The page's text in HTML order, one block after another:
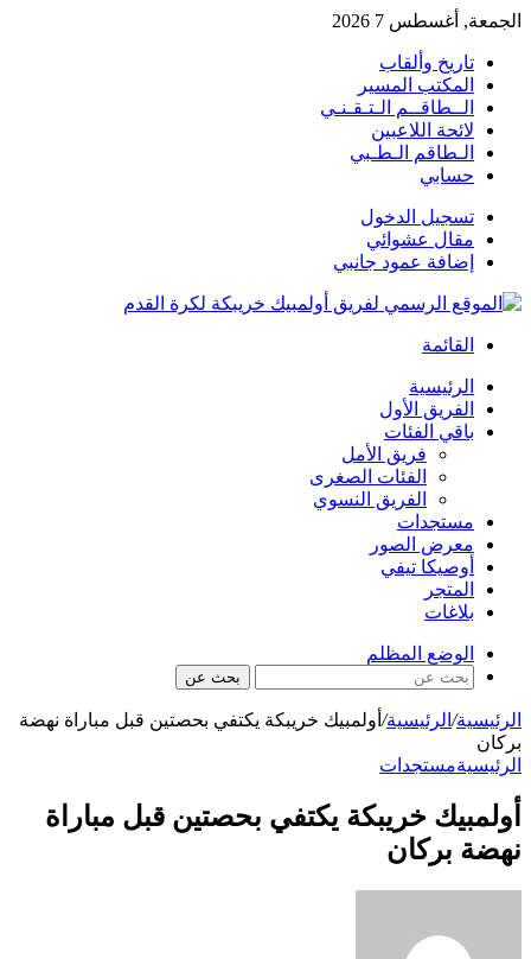
الجمعة, أغسطس 7 2026
تاريخ وألقاب
المكتب المسير
الــطاقــم الـتـقـنـي
لائحة اللاعبين
الـطاقم الـطـبي
حسابي
تسجيل الدخول
مقال عشوائي
إضافة عمود جانبي
القائمة
الرئيسية
الفريق الأول
باقي الفئات
فريق الأمل
الفئات الصغرى
الفريق النسوي
مستجدات
معرض الصور
أوصيكا تيفي
المتجر
بلاغات
الوضع المظلم
بحث عن
الرئيسية/ الرئيسية/ أولمبيك خريبكة يكتفي بحصتين قبل مباراة نهضة
بركان
الرئيسيةمستجدات
أولمبيك خريبكة يكتفي بحصتين قبل مباراة
نهضة بركان